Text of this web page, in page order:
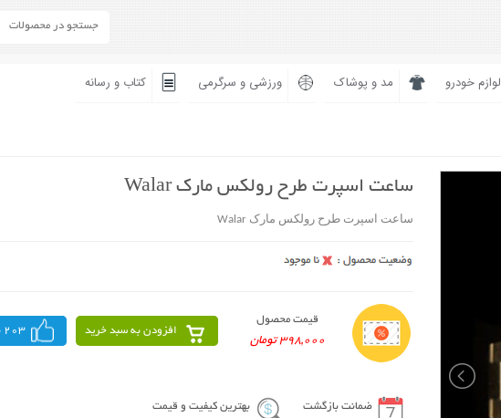
لوازم خودرو مد و پوشاک ورزشی و سرگرمی کتاب و رسانه
ساعت اسپرت طرح رولکس مارک Walar
ساعت اسپرت طرح رولکس مارک Walar
قیمت محصول
398,000 تومان
افزودن به سبد خرید 203 نفر
ضمانت بازگشت بهترین کیفیت و قیمت